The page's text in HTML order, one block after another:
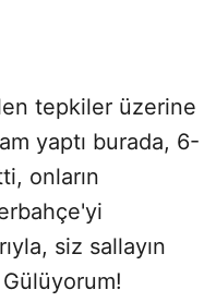
tepkiler üzerine
yaptı burada, 6-
onların
siz sallayın